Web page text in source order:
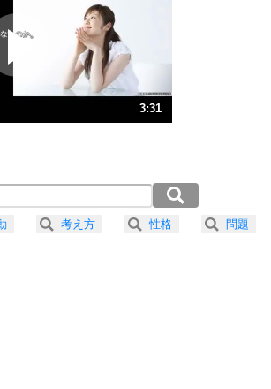
ポジティブになれない原因は、行動しないから。
ポジティブ思考になる30の方法
ストレス対策
人生、なんとかなるもの。
気楽に生きる30の方法
器の大きい人は、怒りを優しさで表現する。
プラス思考
3:31
1分45秒）
1分24秒）
1分10秒）
考え方 性格 問題